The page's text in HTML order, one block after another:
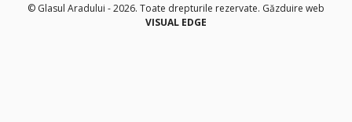
© Glasul Aradului - 2026. Toate drepturile rezervate. Găzduire web
VISUAL EDGE